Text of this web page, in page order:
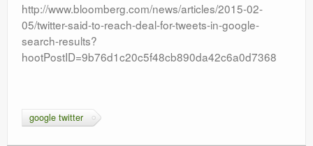
Orchestrator
Watchguard
http://www.bloomberg.com/news/articles/2015-02-
05/twitter-said-to-reach-deal-for-tweets-in-google-
search-results?
hootPostID=9b76d1c20c5f48cb890da42c6a0d7368
google twitter